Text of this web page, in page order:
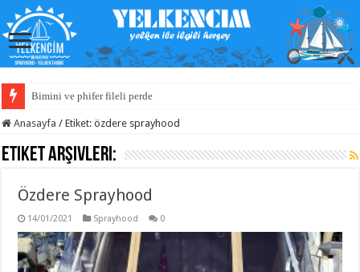
Bimini ve phifer fileli perde
Anasayfa / Etiket:özdere sprayhood
Etiket Arşivleri:
Özdere Sprayhood
14/01/2021 Sprayhood 0